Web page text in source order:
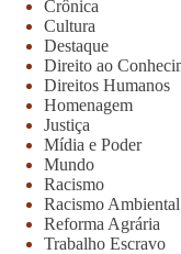
Crônica
Cultura
Destaque
Direito ao
Direitos Humanos
Homenagem
Justiça
Mídia e Poder
Mundo
Racismo
Racismo Ambiental
Reforma Agrária
Trabalho Escravo